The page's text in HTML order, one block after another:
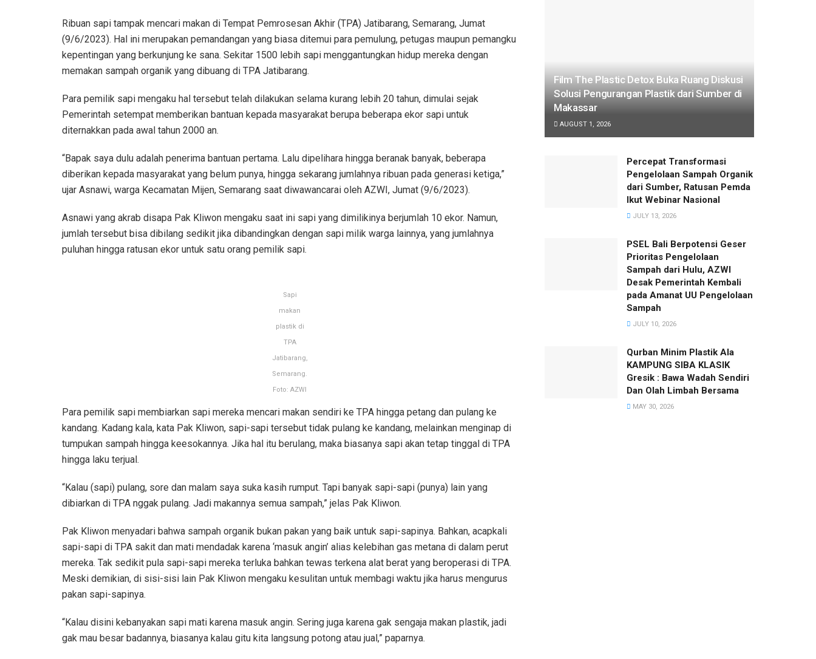
Ribuan sapi tampak mencari makan di Tempat Pemrosesan Akhir (TPA) Jatibarang, Semarang, Jumat
(9/6/2023). Hal ini merupakan pemandangan yang biasa ditemui para pemulung, petugas maupun pemangku
kepentingan yang berkunjung ke sana. Sekitar 1500 lebih sapi menggantungkan hidup mereka dengan
memakan sampah organik yang dibuang di TPA Jatibarang.
Para pemilik sapi mengaku hal tersebut telah dilakukan selama kurang lebih 20 tahun, dimulai sejak
Pemerintah setempat memberikan bantuan kepada masyarakat berupa beberapa ekor sapi untuk
diternakkan pada awal tahun 2000 an.
“Bapak saya dulu adalah penerima bantuan pertama. Lalu dipelihara hingga beranak banyak, beberapa
diberikan kepada masyarakat yang belum punya, hingga sekarang jumlahnya ribuan pada generasi ketiga,”
ujar Asnawi, warga Kecamatan Mijen, Semarang saat diwawancarai oleh AZWI, Jumat (9/6/2023).
Asnawi yang akrab disapa Pak Kliwon mengaku saat ini sapi yang dimilikinya berjumlah 10 ekor. Namun,
jumlah tersebut bisa dibilang sedikit jika dibandingkan dengan sapi milik warga lainnya, yang jumlahnya
puluhan hingga ratusan ekor untuk satu orang pemilik sapi.
Sapi
makan
plastik di
TPA
Jatibarang,
Semarang.
Foto: AZWI
Para pemilik sapi membiarkan sapi mereka mencari makan sendiri ke TPA hingga petang dan pulang ke
kandang. Kadang kala, kata Pak Kliwon, sapi-sapi tersebut tidak pulang ke kandang, melainkan menginap di
tumpukan sampah hingga keesokannya. Jika hal itu berulang, maka biasanya sapi akan tetap tinggal di TPA
hingga laku terjual.
“Kalau (sapi) pulang, sore dan malam saya suka kasih rumput. Tapi banyak sapi-sapi (punya) lain yang
dibiarkan di TPA nggak pulang. Jadi makannya semua sampah,” jelas Pak Kliwon.
Pak Kliwon menyadari bahwa sampah organik bukan pakan yang baik untuk sapi-sapinya. Bahkan, acapkali
sapi-sapi di TPA sakit dan mati mendadak karena ‘masuk angin’ alias kelebihan gas metana di dalam perut
mereka. Tak sedikit pula sapi-sapi mereka terluka bahkan tewas terkena alat berat yang beroperasi di TPA.
Meski demikian, di sisi-sisi lain Pak Kliwon mengaku kesulitan untuk membagi waktu jika harus mengurus
pakan sapi-sapinya.
“Kalau disini kebanyakan sapi mati karena masuk angin. Sering juga karena gak sengaja makan plastik, jadi
gak mau besar badannya, biasanya kalau gitu kita langsung potong atau jual,” paparnya.
Film The Plastic Detox Buka Ruang Diskusi
Solusi Pengurangan Plastik dari Sumber di
Makassar
AUGUST 1, 2026
Percepat Transformasi
Pengelolaan Sampah Organik
dari Sumber, Ratusan Pemda
Ikut Webinar Nasional
JULY 13, 2026
PSEL Bali Berpotensi Geser
Prioritas Pengelolaan
Sampah dari Hulu, AZWI
Desak Pemerintah Kembali
pada Amanat UU Pengelolaan
Sampah
JULY 10, 2026
Qurban Minim Plastik Ala
KAMPUNG SIBA KLASIK
Gresik : Bawa Wadah Sendiri
Dan Olah Limbah Bersama
MAY 30, 2026